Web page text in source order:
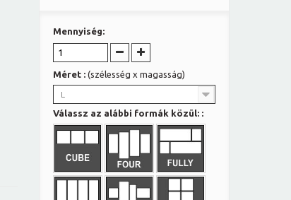
Mennyiség:
Méret : (szélesség x magasság)
L
Válassz az alábbi formák közül: :